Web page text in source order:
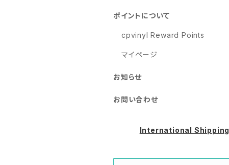
ポイントについて
cpvinyl Reward Points
マイページ
お知らせ
お問い合わせ
International Shipping